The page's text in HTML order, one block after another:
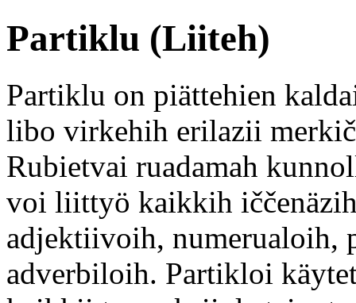
Partiklu (Liiteh)
Partiklu on piättehien
libo virkehih erilazii
Rubietvai ruadamah
voi liittyö kaikkih
adjektiivoih, numerualoih,
adverbiloih. Partikloi